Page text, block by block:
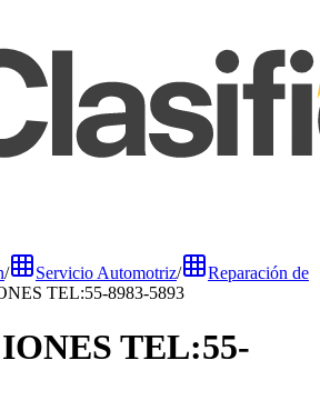
/ Servicio Automotriz/
Reparación de
TEL:55-8983-5893
TEL:55-